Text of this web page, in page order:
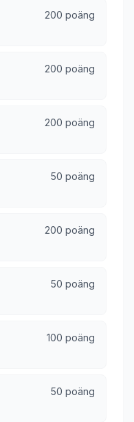
200 poäng
200 poäng
200 poäng
50 poäng
200 poäng
50 poäng
100 poäng
50 poäng